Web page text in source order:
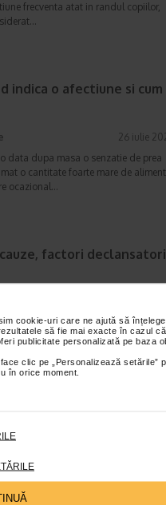
cookie-uri care ne ajută să
să fie mai exacte în cazul
publicitate personalizată pe baza
clic pe „Personalizează setările”
în orice moment.
frecventa atat in randul copiilor,
indica o afectiune si cum
26 iulie
data dupa masa o senzatie de prea
o cantitate foarte mare de
ocazional…
factori
cele mai frecvente probleme
care pot afecta semnificativ